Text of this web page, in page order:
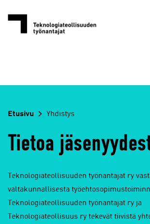
sisältöön
Etusivu Yhdistys
Tietoa
Teknologiateollisuuden työnantajat ry
valtakunnallisesta
Teknologiateollisuuden työnantajat ry ja
Teknologiateollisuus ry tekevät tiivistä